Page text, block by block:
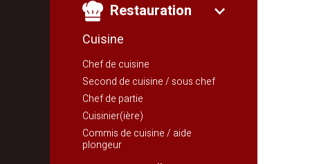
Restauration
Cuisine
Chef de cuisine
Second de cuisine / sous chef
Chef de partie
Cuisinier(ière)
Commis de cuisine / aide
plongeur